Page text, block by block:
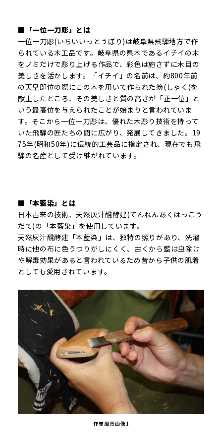
■「一位一刀彫」とは
一位一刀彫(いちいいっとうぼり)は岐阜県飛騨地方で作
られている木工品です。岐阜県の県木であるイチイの木
をノミだけで彫り上げる作品で、彩色は施さずに木目の
美しさを活かします。「イチイ」の名前は、約800年前
の天皇即位の際にこの木を用いて作られた笏(しゃく)を
献上したところ、その美しさと質の高さが「正一位」と
いう最高位を与えられたことが始まりと言われていま
す。そこから一位一刀彫は、優れた木彫り技術を持って
いた飛騨の匠たちの間に広がり、発展してきました。19
75年(昭和50年)に伝統的工芸品に指定され、現在でも飛
騨の名産として受け継がれています。
■「本藍染」とは
日本古来の技術、天然灰汁醗酵建(てんねんあくはっこう
だて)の「本藍染」を使用しています。
天然灰汁醗酵建「本藍染」は、独特の照りがあり、洗濯
時に他の布に色うつりがしにくく、古くから藍は虫除け
や解毒効果があると言われているため昔から子供の肌着
としても愛用されています。
作業風景画像1